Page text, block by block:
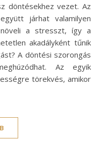
döntésekhez vezet. Az
járhat valamilyen
a stresszt, így a
akadályként tűnik
A döntési szorongás
Az egyik
törekvés, amikor